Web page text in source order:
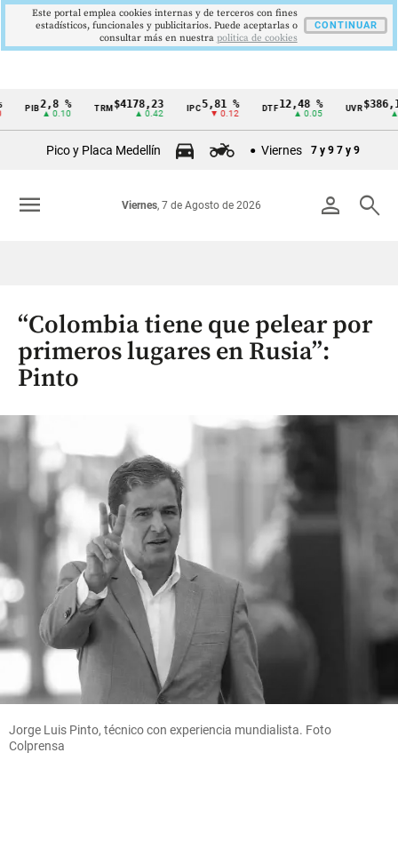
Cintillo
Colombia
2,8 %
▲ 0.10
TRM $4178,23
▲ 0.42
IPC 5,81 %
▼ 0.12
DTF 12,48 %
▲ 0.05
UVR $386,1273
▲ 0.03
Pico y Placa Medellín Viernes 7 y 9 7 y 9
person search
Viernes, 7 de Agosto de 2026
menu
“Colombia tiene que pelear por
primeros lugares en Rusia”:
Pinto
Jorge Luis Pinto, técnico con experiencia mundialista. Foto
Colprensa
Este portal emplea cookies internas y de terceros con fines
estadísticos, funcionales y publicitarios. Puede aceptarlas o
consultar más en nuestra politica de cookies
CONTINUAR